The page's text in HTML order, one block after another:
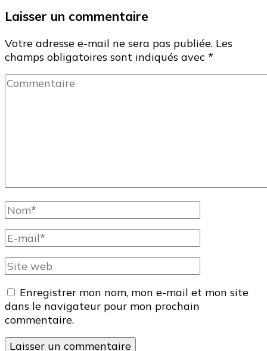
Laisser un commentaire
Votre adresse e-mail ne sera pas publiée. Les
champs obligatoires sont indiqués avec *
Commentaire
Nom
complet
E-
mail
Site
web
Enregistrer mon nom, mon e-mail et mon site
dans le navigateur pour mon prochain
commentaire.